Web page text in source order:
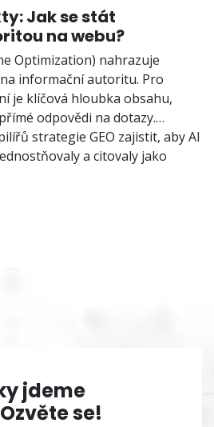
Jak se stát
na webu?
Optimization) nahrazuje
informační autoritu. Pro
je klíčová hloubka obsahu,
odpovědi na dotazy.
strategie GEO zajistit, aby AI
a citovaly jako
jdeme
se!